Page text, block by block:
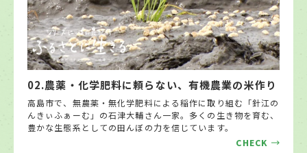
02.農薬・化学肥料に頼らない、有機農業の米作り
高島市で、無農薬・無化学肥料による稲作に取り組む「針江の
んきぃふぁーむ」の石津大輔さん一家。多くの生き物を育む、
豊かな生態系としての田んぼの力を信じています。
CHECK